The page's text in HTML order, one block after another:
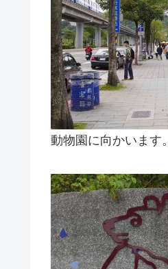
動物園に向かいます。